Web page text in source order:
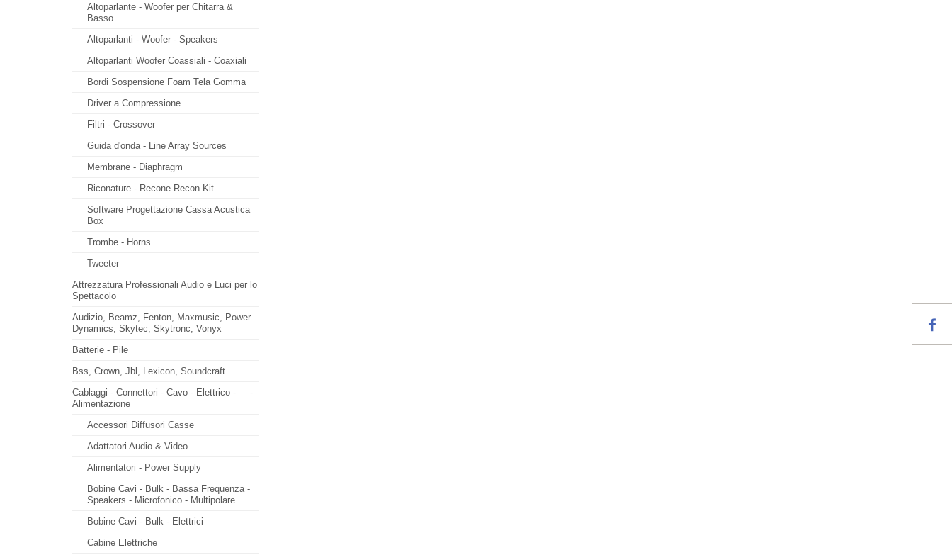
Altoparlante - Woofer per Chitarra &
Basso
Altoparlanti - Woofer - Speakers
Altoparlanti Woofer Coassiali - Coaxiali
Bordi Sospensione Foam Tela Gomma
Driver a Compressione
Filtri - Crossover
Guida d'onda - Line Array Sources
Membrane - Diaphragm
Riconature - Recone Recon Kit
Software Progettazione Cassa Acustica
Box
Trombe - Horns
Tweeter
Attrezzatura Professionali Audio e Luci per lo
Spettacolo
Audizio, Beamz, Fenton, Maxmusic, Power
Dynamics, Skytec, Skytronc, Vonyx
Batterie - Pile
Bss, Crown, Jbl, Lexicon, Soundcraft
-
Cablaggi - Connettori - Cavo - Elettrico -
Alimentazione
Accessori Diffusori Casse
Adattatori Audio & Video
Alimentatori - Power Supply
Bobine Cavi - Bulk - Bassa Frequenza -
Speakers - Microfonico - Multipolare
Bobine Cavi - Bulk - Elettrici
Cabine Elettriche